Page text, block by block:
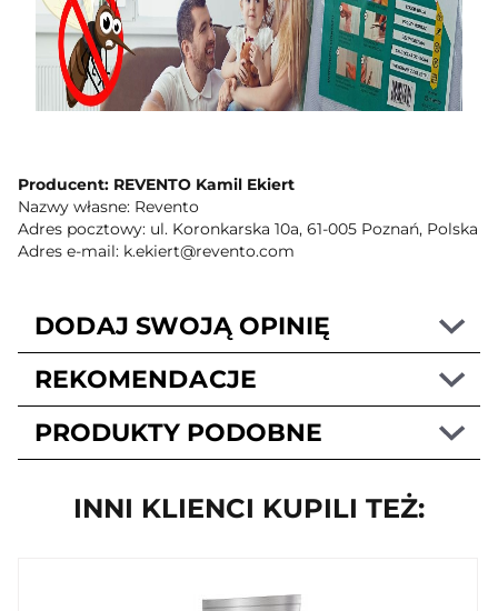
Producent: REVENTO Kamil Ekiert
Nazwy własne: Revento
Adres pocztowy: ul. Koronkarska 10a, 61-005 Poznań, Polska
Adres e-mail: k.ekiert@revento.com
DODAJ SWOJĄ OPINIĘ
REKOMENDACJE
PRODUKTY PODOBNE
INNI KLIENCI KUPILI TEŻ: